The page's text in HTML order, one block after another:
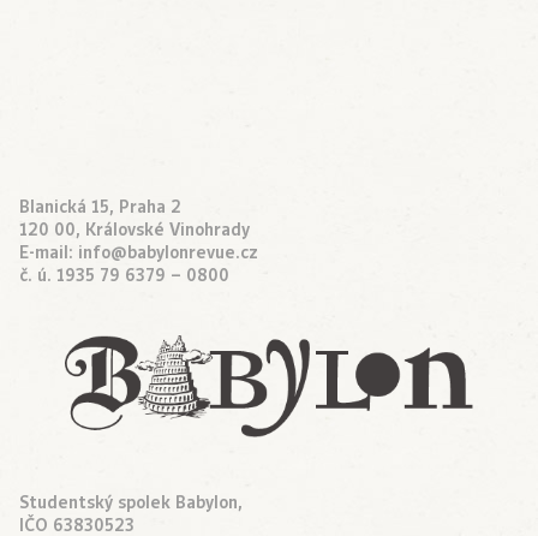
Blanická 15, Praha 2
120 00, Královské Vinohrady
E-mail: info@babylonrevue.cz
č. ú. 1935 79 6379 – 0800
Studentský spolek Babylon,
IČO 63830523